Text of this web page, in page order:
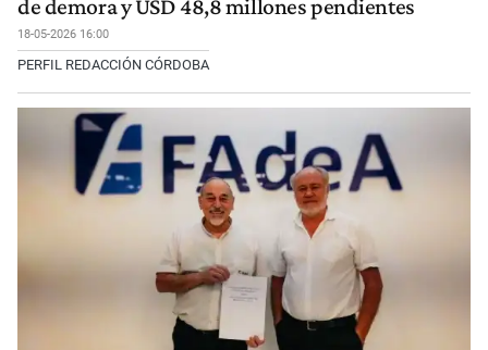
de demora y USD 48,8 millones pendientes
18-05-2026 16:00
PERFIL REDACCIÓN CÓRDOBA